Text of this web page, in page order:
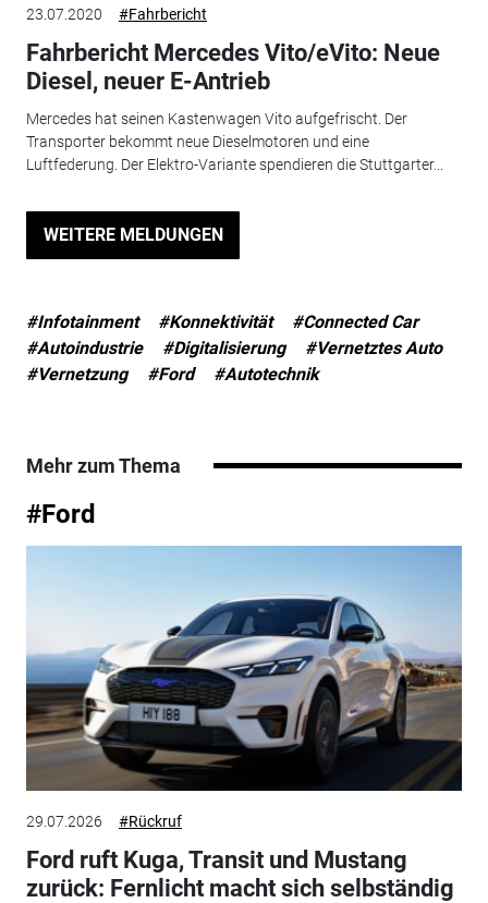
23.07.2020 #Fahrbericht
Fahrbericht Mercedes Vito/eVito: Neue
Diesel, neuer E-Antrieb
Mercedes hat seinen Kastenwagen Vito aufgefrischt. Der
Transporter bekommt neue Dieselmotoren und eine
Luftfederung. Der Elektro-Variante spendieren die Stuttgarter...
WEITERE MELDUNGEN
#Infotainment #Konnektivität
#Connected Car
#Autoindustrie
#Digitalisierung
#Vernetztes Auto
#Vernetzung
#Ford #Autotechnik
Mehr zum Thema
#Ford
29.07.2026 #Rückruf
Ford ruft Kuga, Transit und Mustang
zurück: Fernlicht macht sich selbständig